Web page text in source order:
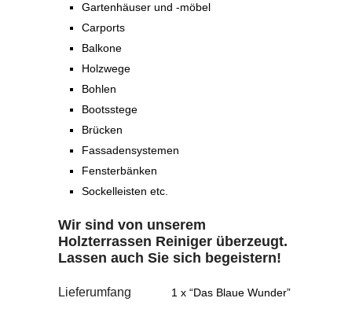
Gartenhäuser und -möbel
Carports
Balkone
Holzwege
Bohlen
Bootsstege
Brücken
Fassadensystemen
Fensterbänken
Sockelleisten etc.
Wir sind von unserem
Holzterrassen Reiniger überzeugt.
Lassen auch Sie sich begeistern!
Lieferumfang
1 x “Das Blaue Wunder”